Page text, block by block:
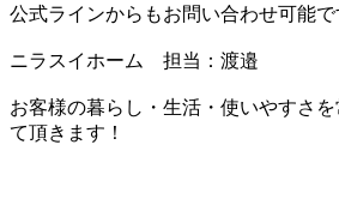
公式ラインからもお問い合わせ可能で
ニラスイホーム 担当：渡邉
お客様の暮らし・生活・使いやすさ
て頂きます！